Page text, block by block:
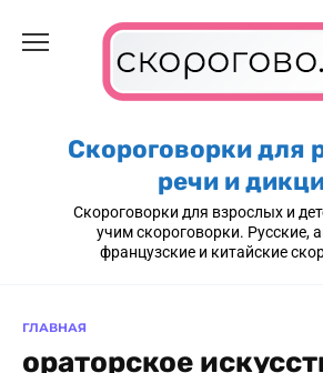
содержанию
Скороговорки для
речи и
Скороговорки для взрослых и
учим скороговорки. Русские,
французские и китайские
ГЛАВНАЯ
ораторское